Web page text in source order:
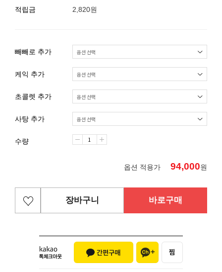
적립금
2,820원
빼빼로 추가
케익 추가
초콜렛 추가
사탕 추가
수량
옵션 적용가 94,000원
장바구니 바로구매